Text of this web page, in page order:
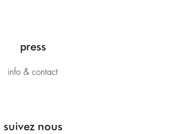
press
info & contact
suivez nous